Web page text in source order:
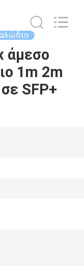
άμεσο
1m 2m
SFP+